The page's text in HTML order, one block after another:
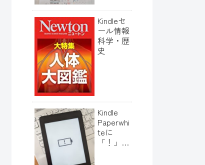
Kindleセ
ール情報
科学・歴
史
Kindle
Paperwhi
teに
「！」が